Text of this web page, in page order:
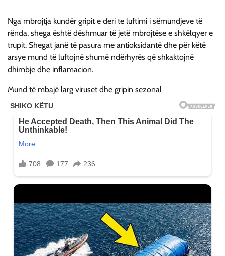
Nga mbrojtja kundër gripit e deri te luftimi i sëmundjeve të
rënda, shega është dëshmuar të jetë mbrojtëse e shkëlqyer e
trupit. Shegat janë të pasura me antioksidantë dhe për këtë
arsye mund të luftojnë shumë ndërhyrës që shkaktojnë
dhimbje dhe inflamacion.
Mund të mbajë larg viruset dhe gripin sezonal